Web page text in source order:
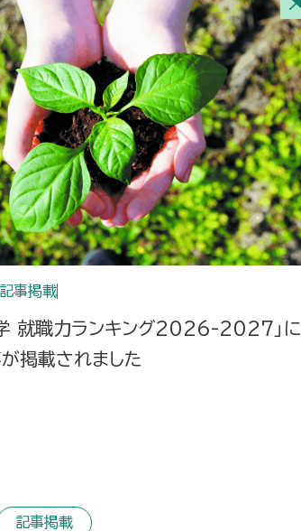
記事掲載
学 就職力ランキング2026-2027」に
掲載されました
記事掲載